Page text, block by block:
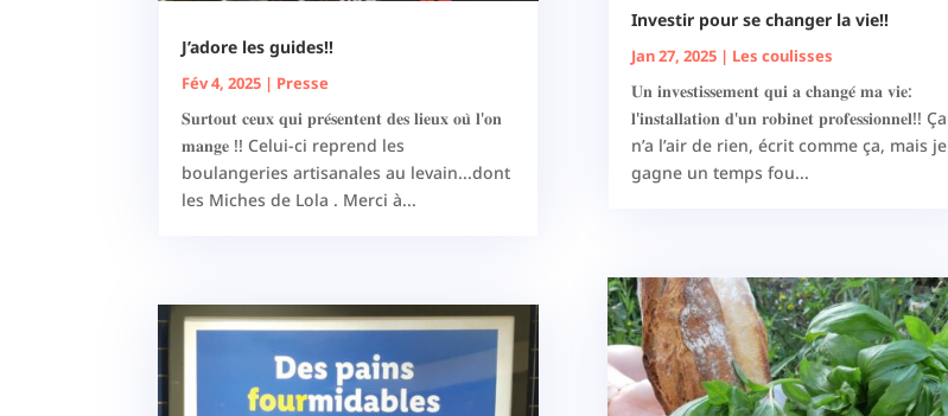
J’adore les guides!!
Fév 4, 2025 | Presse
𝐒𝐮𝐫𝐭𝐨𝐮𝐭 𝐜𝐞𝐮𝐱 𝐪𝐮𝐢 𝐩𝐫𝐞́𝐬𝐞𝐧𝐭𝐞𝐧𝐭 𝐝𝐞𝐬 𝐥𝐢𝐞𝐮𝐱 𝐨𝐮̀ 𝐥'𝐨𝐧
𝐦𝐚𝐧𝐠𝐞 !! Celui-ci reprend les
boulangeries artisanales au levain...dont
les Miches de Lola . Merci à...
Investir pour se changer la vie!!
Jan 27, 2025| Les coulisses
𝐔𝐧 𝐢𝐧𝐯𝐞𝐬𝐭𝐢𝐬𝐬𝐞𝐦𝐞𝐧𝐭 𝐪𝐮𝐢 𝐚 𝐜𝐡𝐚𝐧𝐠𝐞́ 𝐦𝐚 𝐯𝐢𝐞:
𝐥'𝐢𝐧𝐬𝐭𝐚𝐥𝐥𝐚𝐭𝐢𝐨𝐧 𝐝'𝐮𝐧 𝐫𝐨𝐛𝐢𝐧𝐞𝐭 𝐩𝐫𝐨𝐟𝐞𝐬𝐬𝐢𝐨𝐧𝐧𝐞𝐥!! Ça
n’a l’air de rien, écrit comme ça, mais je
gagne un temps fou...